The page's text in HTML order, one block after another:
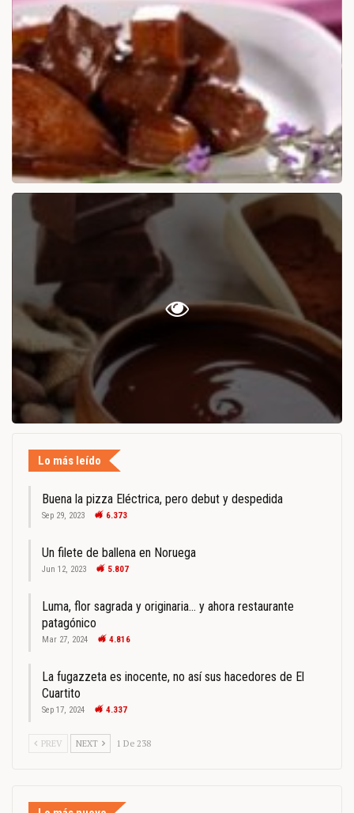
Lo más leído
Buena la pizza Eléctrica, pero debut y despedida
Sep 29, 2023 6.373
Un filete de ballena en Noruega
Jun 12, 2023 5.807
Luma, flor sagrada y originaria… y ahora restaurante
patagónico
Mar 27, 2024 4.816
La fugazzeta es inocente, no así sus hacedores de El
Cuartito
Sep 17, 2024 4.337
PREV NEXT 1 De 238